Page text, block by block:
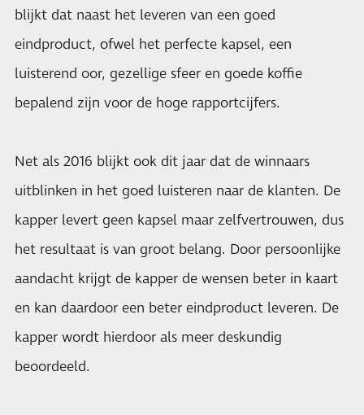
blijkt dat naast het leveren van een goed
eindproduct, ofwel het perfecte kapsel, een
luisterend oor, gezellige sfeer en goede koffie
bepalend zijn voor de hoge rapportcijfers.
Net als 2016 blijkt ook dit jaar dat de winnaars
uitblinken in het goed luisteren naar de klanten. De
kapper levert geen kapsel maar zelfvertrouwen, dus
het resultaat is van groot belang. Door persoonlijke
aandacht krijgt de kapper de wensen beter in kaart
en kan daardoor een beter eindproduct leveren. De
kapper wordt hierdoor als meer deskundig
beoordeeld.